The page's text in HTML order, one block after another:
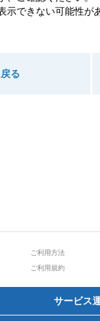
示できない可能性が
る
ご利用方法
ご利用規約
サービス